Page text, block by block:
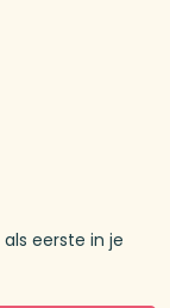
eerste in je